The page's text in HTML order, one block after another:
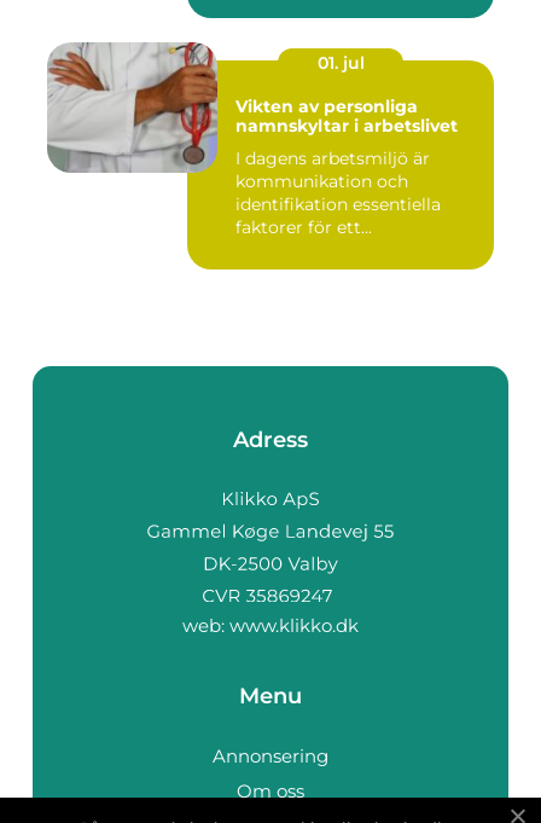
01. jul
Vikten av personliga
namnskyltar i arbetslivet
I dagens arbetsmiljö är
kommunikation och
identifikation essentiella
faktorer för ett...
Adress
web: www.klikko.dk
Menu
Annonsering
Om oss